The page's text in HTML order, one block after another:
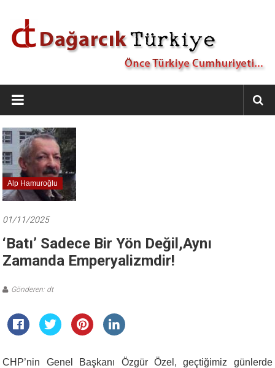
Dağarcık
Türkiye
Önce
Türkiye
Cumhuriyeti…
Alp Hamuroğlu
01/11/2025
‘Batı’ Sadece Bir Yön Değil,Aynı
Zamanda Emperyalizmdir!
Gönderen: dt
CHP’nin Genel Başkanı Özgür Özel, geçtiğimiz günlerde